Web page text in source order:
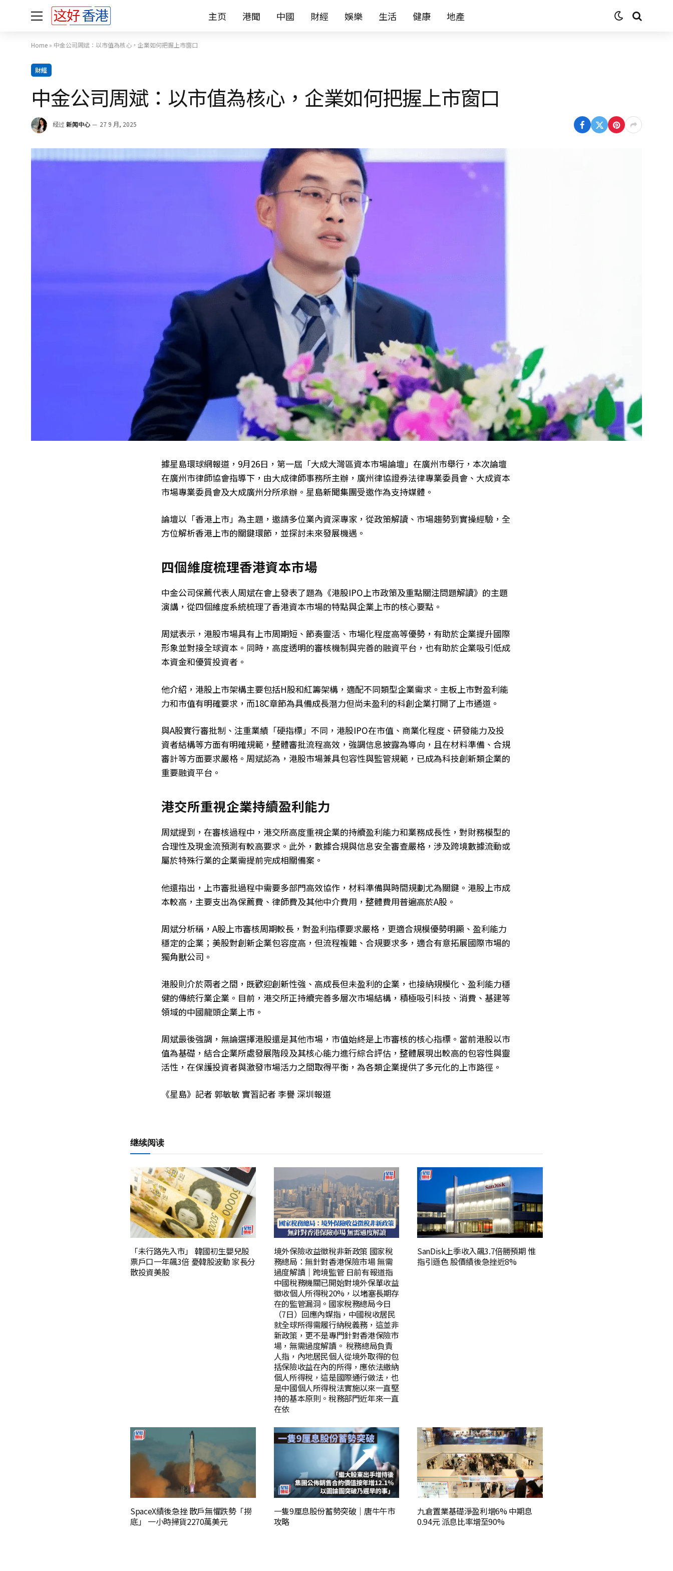
主页 港聞 中國 財經 娛樂 生活 健康 地產
Home » 中金公司周斌：以市值為核心，企業如何把握上市窗口
財經
中金公司周斌：以市值為核心，企業如何把握上市窗口
经过 新闻中心 27 9 月, 2025
據星島環球網報道，9月26日，第一屆「大成大灣區資本市場論壇」在廣州市舉行，本次論壇
在廣州市律師協會指導下，由大成律師事務所主辦，廣州律協證券法律專業委員會、大成資本
市場專業委員會及大成廣州分所承辦。星島新聞集團受邀作為支持媒體。
論壇以「香港上市」為主題，邀請多位業內資深專家，從政策解讀、市場趨勢到實操經驗，全
方位解析香港上市的關鍵環節，並探討未來發展機遇。
四個維度梳理香港資本市場
中金公司保薦代表人周斌在會上發表了題為《港股IPO上市政策及重點關注問題解讀》的主題
演講，從四個維度系統梳理了香港資本市場的特點與企業上市的核心要點。
周斌表示，港股市場具有上市周期短、節奏靈活、市場化程度高等優勢，有助於企業提升國際
形象並對接全球資本。同時，高度透明的審核機制與完善的融資平台，也有助於企業吸引低成
本資金和優質投資者。
他介紹，港股上市架構主要包括H股和紅籌架構，適配不同類型企業需求。主板上市對盈利能
力和市值有明確要求，而18C章節為具備成長潛力但尚未盈利的科創企業打開了上市通道。
與A股實行審批制、注重業績「硬指標」不同，港股IPO在市值、商業化程度、研發能力及投
資者結構等方面有明確規範，整體審批流程高效，強調信息披露為導向，且在材料準備、合規
審計等方面要求嚴格。周斌認為，港股市場兼具包容性與監管規範，已成為科技創新類企業的
重要融資平台。
港交所重視企業持續盈利能力
周斌提到，在審核過程中，港交所高度重視企業的持續盈利能力和業務成長性，對財務模型的
合理性及現金流預測有較高要求。此外，數據合規與信息安全審查嚴格，涉及跨境數據流動或
屬於特殊行業的企業需提前完成相關備案。
他還指出，上市審批過程中需要多部門高效協作，材料準備與時間規劃尤為關鍵。港股上市成
本較高，主要支出為保薦費、律師費及其他中介費用，整體費用普遍高於A股。
周斌分析稱，A股上市審核周期較長，對盈利指標要求嚴格，更適合規模優勢明顯、盈利能力
穩定的企業；美股對創新企業包容度高，但流程複雜、合規要求多，適合有意拓展國際市場的
獨角獸公司。
港股則介於兩者之間，既歡迎創新性強、高成長但未盈利的企業，也接納規模化、盈利能力穩
健的傳統行業企業。目前，港交所正持續完善多層次市場結構，積極吸引科技、消費、基建等
領域的中國龍頭企業上市。
周斌最後強調，無論選擇港股還是其他市場，市值始終是上市審核的核心指標。當前港股以市
值為基礎，結合企業所處發展階段及其核心能力進行綜合評估，整體展現出較高的包容性與靈
活性，在保護投資者與激發市場活力之間取得平衡，為各類企業提供了多元化的上市路徑。
《星島》記者 郭敏敏 實習記者 李譽 深圳報道
继续阅读
「未行路先入市」 韓國初生嬰兒股
票戶口一年飆3倍 憂韓股波動 家長分
散投資美股
境外保險收益徵稅非新政策 國家稅
務總局：無針對香港保險市場 無需
過度解讀｜跨境監管 日前有報道指
中國稅務機關已開始對境外保單收益
徵收個人所得稅20%，以堵塞長期存
在的監管漏洞。國家稅務總局今日
（7日）回應內媒指，中國稅收居民
就全球所得需履行納稅義務，這並非
新政策，更不是專門針對香港保險市
場，無需過度解讀。 稅務總局負責
人指，內地居民個人從境外取得的包
括保險收益在內的所得，應依法繳納
個人所得稅，這是國際通行做法，也
是中國個人所得稅法實施以來一直堅
持的基本原則。稅務部門近年來一直
在依
SanDisk上季收入飆3.7倍勝預期 惟
指引遜色 股價績後急挫近8%
SpaceX績後急挫 散戶無懼跌勢「撈
底」 一小時掃貨2270萬美元
一隻9厘息股份蓄勢突破｜唐牛午市
攻略
九倉置業基礎淨盈利增6% 中期息
0.94元 派息比率增至90%